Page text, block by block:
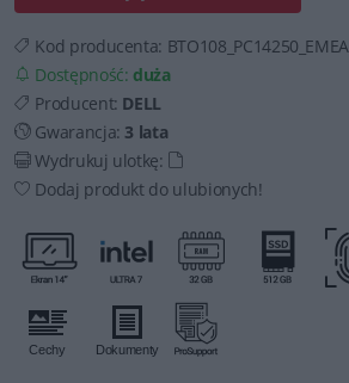
Kod producenta: BTO108_PC14250_EMEA
Dostępność: duża
Producent: DELL
Gwarancja:3 lata
Wydrukuj ulotkę:
Dodaj produkt do ulubionych!